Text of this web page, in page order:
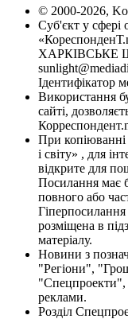
© 2000-2026,
Суб'єкт у сфері
ХАРКІВСЬКЕ
Ідентифікатор
Використання
сайті,
При копіюванні
і світу» , для
відкрите для
Посилання має
повного або
розміщена в
матеріалу.
Новини з
"Регіони",
"Спецпроекти",
реклами.
Розділ